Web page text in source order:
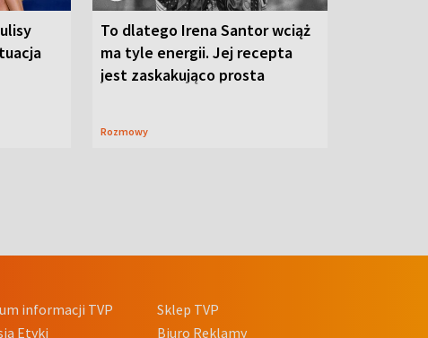
To dlatego Irena Santor wciąż
ma tyle energii. Jej recepta
jest zaskakująco prosta
Rozmowy
informacji TVP
Etyki
Sklep TVP
Biuro Reklamy